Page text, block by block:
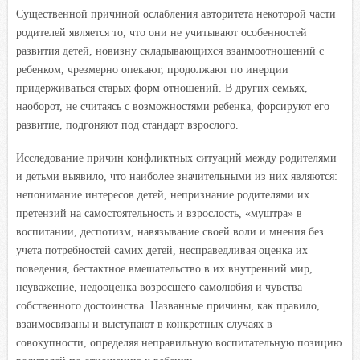
Существенной причиной ослабления авторитета некоторой части
родителей является то, что они не учитывают особенностей
развития детей, новизну складывающихся взаимоотношений с
ребенком, чрезмерно опекают, продолжают по инерции
придерживаться старых форм отношений. В других семьях,
наоборот, не считаясь с возможностями ребенка, форсируют его
развитие, подгоняют под стандарт взрослого.
Исследование причин конфликтных ситуаций между родителями
и детьми выявило, что наиболее значительными из них являются:
непонимание интересов детей, непризнание родителями их
претензий на самостоятельность и взрослость, «муштра» в
воспитании, деспотизм, навязывание своей воли и мнения без
учета потребностей самих детей, несправедливая оценка их
поведения, бестактное вмешательство в их внутренний мир,
неуважение, недооценка возросшего самолюбия и чувства
собственного достоинства. Названные причины, как правило,
взаимосвязаны и выступают в конкретных случаях в
совокупности, определяя неправильную воспитательную позицию